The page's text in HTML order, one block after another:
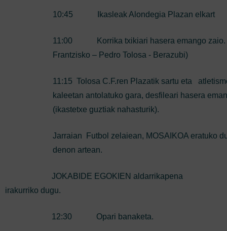
10:45 Ikasleak Alondegia Plazan elkart
11:00 Korrika txikiari hasera emango zaio.
Frantzisko – Pedro Tolosa - Berazubi)
11:15 Tolosa C.F.ren Plazatik sartu eta
kaleetan antolatuko gara, desfileari hasera
(ikastetxe guztiak nahasturik).
Jarraian Futbol zelaiean, MOSAIKOA eratuko
denon artean.
JOKABIDE EGOKIEN aldarrikapena
irakurriko dugu.
12:30 Opari banaketa.